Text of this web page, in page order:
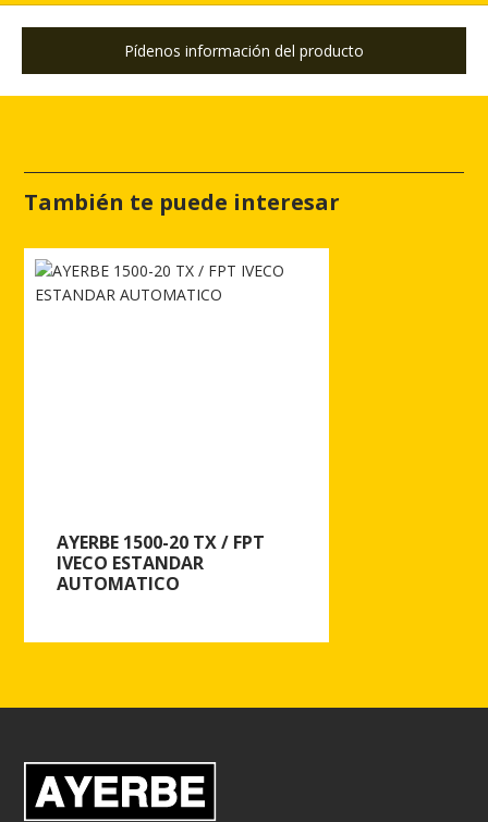
Pídenos información del producto
También te puede interesar
AYERBE 1500-20 TX / FPT
IVECO ESTANDAR
AUTOMATICO